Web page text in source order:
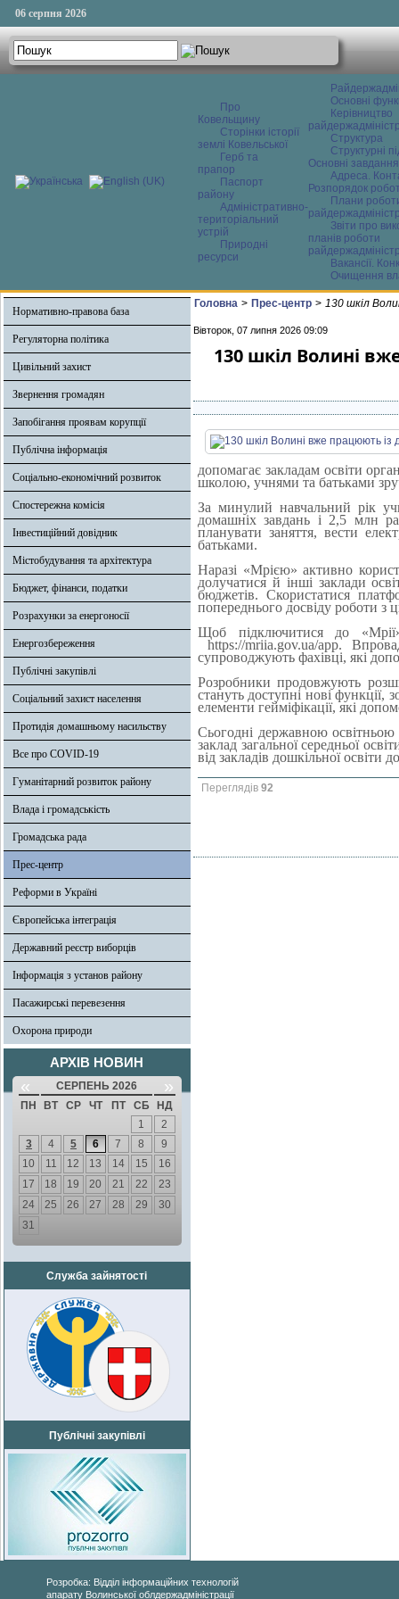
06 серпня 2026
Про
Ковельщину
Сторінки історії
землі Ковельської
Герб та
прапор
Паспорт
району
Адміністративно-
територіальний
устрій
Природні
ресурси
Основні
Керівництво
Структура
Структурні
Основні завдання
Адреса.
Розпорядок
Плани
Звіти про
планів роботи
Вакансії.
Очищення
Нормативно-правова база
Регуляторна політика
Цивільний захист
Звернення громадян
Запобігання проявам корупції
Публічна інформація
Соціально-економічний розвиток
Спостережна комісія
Інвестиційний довідник
Містобудування та архітектура
Бюджет, фінанси, податки
Розрахунки за енергоносії
Енергозбереження
Публічні закупівлі
Соціальний захист населення
Протидія домашньому насильству
Все про COVID-19
Гуманітарний розвиток району
Влада і громадськість
Громадська рада
Прес-центр
Реформи в Україні
Європейська інтеграція
Державний реєстр виборців
Інформація з установ району
Пасажирські перевезення
Охорона природи
АРХІВ НОВИН
« СЕРПЕНЬ 2026 »
ПН ВТ СР ЧТ ПТ СБ
НД
1
2
3
4 5 6 7 8
9
10
11 12 13 14 15
16
17
18 19 20 21 22
23
24
25 26 27 28 29
30
31
Служба зайнятості
Публічні закупівлі
Головна > Прес-центр > 130 шкіл
Вівторок, 07 липня 2026 09:09
130 шкіл Волині
допомагає закладам освіти
школою, учнями та батьками
За минулий навчальний рік
домашніх завдань і 2,5 млн
планувати заняття, вести
батьками.
Наразі «Мрією» активно
долучатися й інші заклади
бюджетів. Скористатися
попереднього досвіду роботи з
Щоб підключитися до
https://mriia.gov.ua/app.
супроводжують фахівці, які
Розробники продовжують
стануть доступні нові функції,
елементи гейміфікації, які
Сьогодні державною
заклад загальної середньої
від закладів дошкільної освіти
Переглядів 92
Розробка: Відділ інформаційних технологій
апарату Волинської облдержадміністрації